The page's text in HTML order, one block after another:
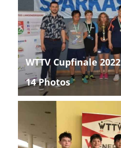
WTTV Cupfinale 2022
14 Photos